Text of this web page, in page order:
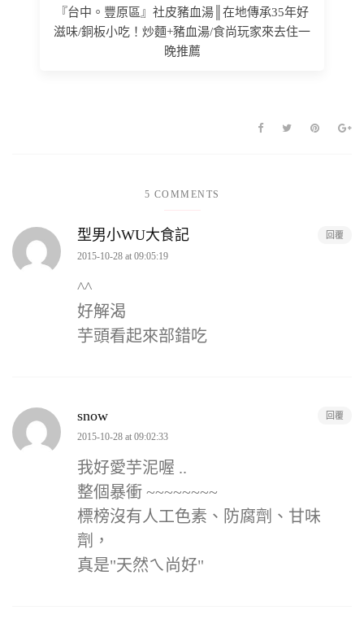
『台中。豐原區』社皮豬血湯║在地傳承35年好
滋味/銅板小吃！炒麵+豬血湯/食尚玩家來去住一
晚推薦
5 COMMENTS
型男小WU大食記
2015-10-28 at 09:05:19
^^
好解渴
芋頭看起來部錯吃
回覆
snow
2015-10-28 at 09:02:33
我好愛芋泥喔 ..
整個暴衝 ~~~~~~~~
標榜沒有人工色素、防腐劑、甘味
劑，
真是"天然ㄟ尚好"
回覆